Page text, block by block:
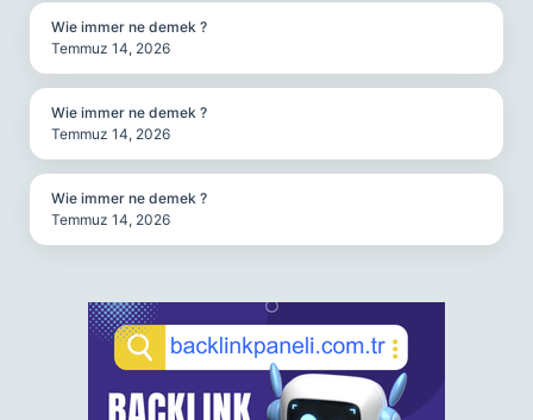
Wie immer ne demek ?
Temmuz 14, 2026
Wie immer ne demek ?
Temmuz 14, 2026
Wie immer ne demek ?
Temmuz 14, 2026